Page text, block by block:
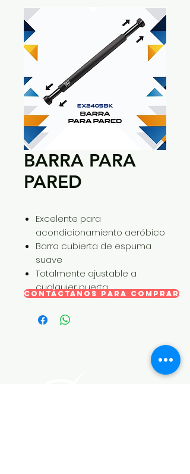
BARRA PARA
PARED
Excelente para
acondicionamiento aeróbico
Barra cubierta de espuma
suave
Totalmente ajustable a
cualquier puerta
CONTÁCTANOS PARA COMPRAR